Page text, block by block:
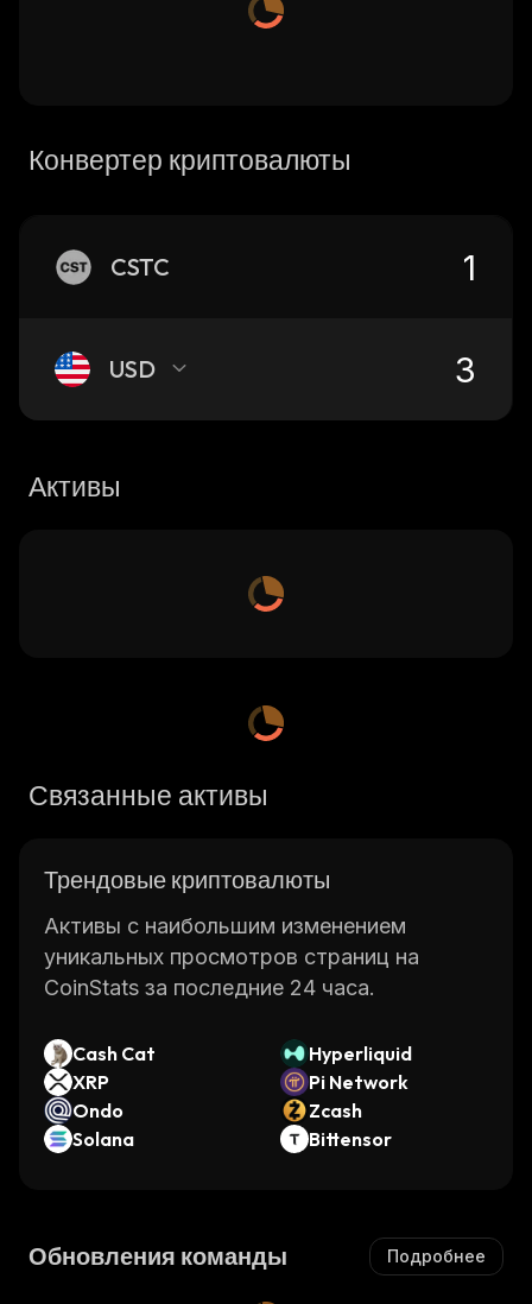
Конвертер криптовалюты
CSTC
USD
Активы
Связанные активы
Трендовые криптовалюты
Активы с наибольшим изменением
уникальных просмотров страниц на
CoinStats за последние 24 часа.
Cash Cat
Hyperliquid
XRP
Pi Network
Ondo
Zcash
Solana
Bittensor
Обновления команды Подробнее